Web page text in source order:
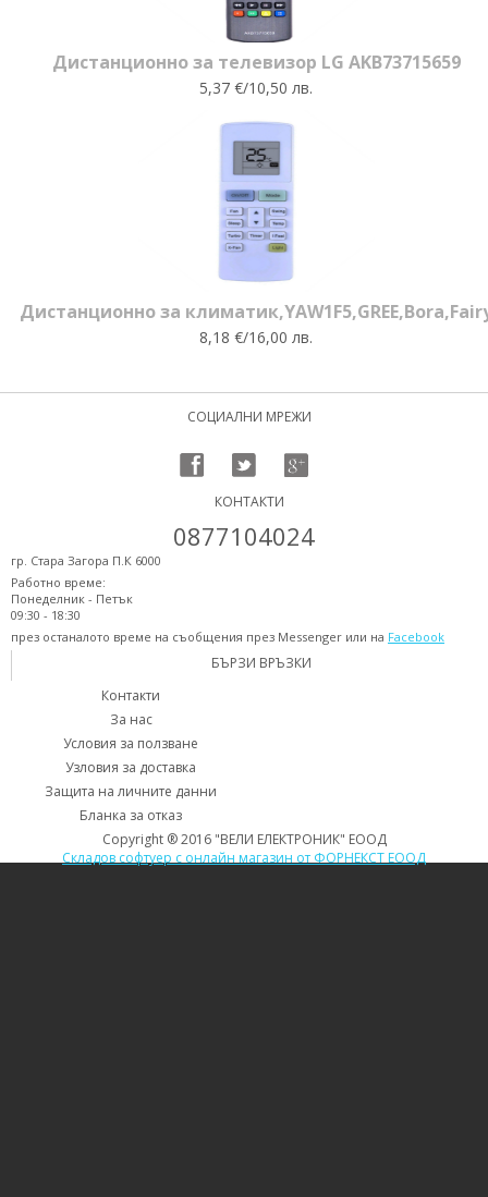
Дистанционно за телевизор LG AKB73715659
5,37 €/10,50 лв.
Дистанционно за
8,18 €/16,00 лв.
СОЦИАЛНИ МРЕЖИ
КОНТАКТИ
0877104024
гр. Стара Загора П.К 6000
Работно време:
Понеделник - Петък
09:30 - 18:30
през останалото време на съобщения през Messenger или на Facebook
БЪРЗИ ВРЪЗКИ
Контакти
За нас
Условия за ползване
Узловия за доставка
Защита на личните данни
Бланка за отказ
Copyright ® 2016 "ВЕЛИ ЕЛЕКТРОНИК" ЕООД
Складов софтуер с онлайн магазин от ФОРНЕКСТ ЕООД